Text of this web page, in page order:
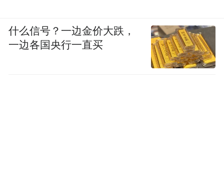
什么信号？一边金价大跌，
一边各国央行一直买